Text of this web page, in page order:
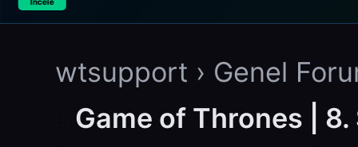
wtsupport › Genel
Game of Thrones |